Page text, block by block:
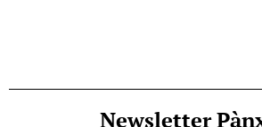
Newsletter